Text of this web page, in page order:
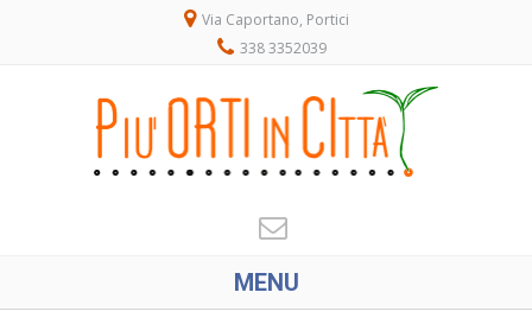
Via Caportano, Portici
338 3352039
MENU